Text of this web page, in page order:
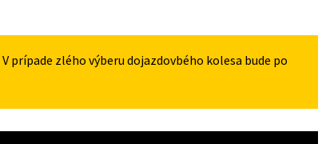
V prípade zlého výberu dojazdovbého kolesa bude po